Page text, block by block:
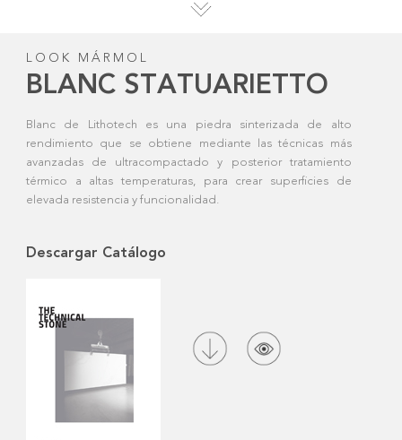
Descargar Catálogo
LOOK MÁRMOL
BLANC STATUARIETTO
Blanc de Lithotech es una piedra sinterizada de alto
rendimiento que se obtiene mediante las técnicas más
avanzadas de ultracompactado y posterior tratamiento
térmico a altas temperaturas, para crear superficies de
elevada resistencia y funcionalidad.